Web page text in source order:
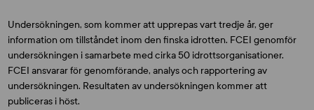
Undersökningen, som kommer att upprepas vart tredje år, ger
information om tillståndet inom den finska idrotten. FCEI genomför
undersökningen i samarbete med cirka 50 idrottsorganisationer.
FCEI ansvarar för genomförande, analys och rapportering av
undersökningen. Resultaten av undersökningen kommer att
publiceras i höst.